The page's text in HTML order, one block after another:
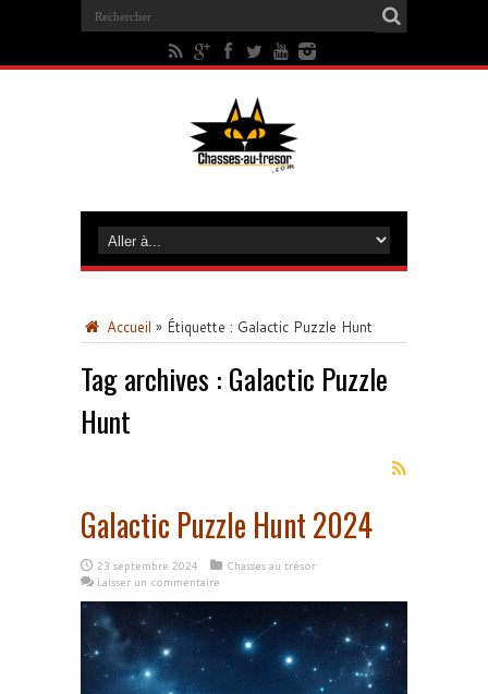
Accueil » Étiquette : Galactic Puzzle Hunt
Tag archives : Galactic Puzzle
Hunt
Galactic Puzzle Hunt 2024
23 septembre 2024
Chasses au trésor
Laisser un commentaire